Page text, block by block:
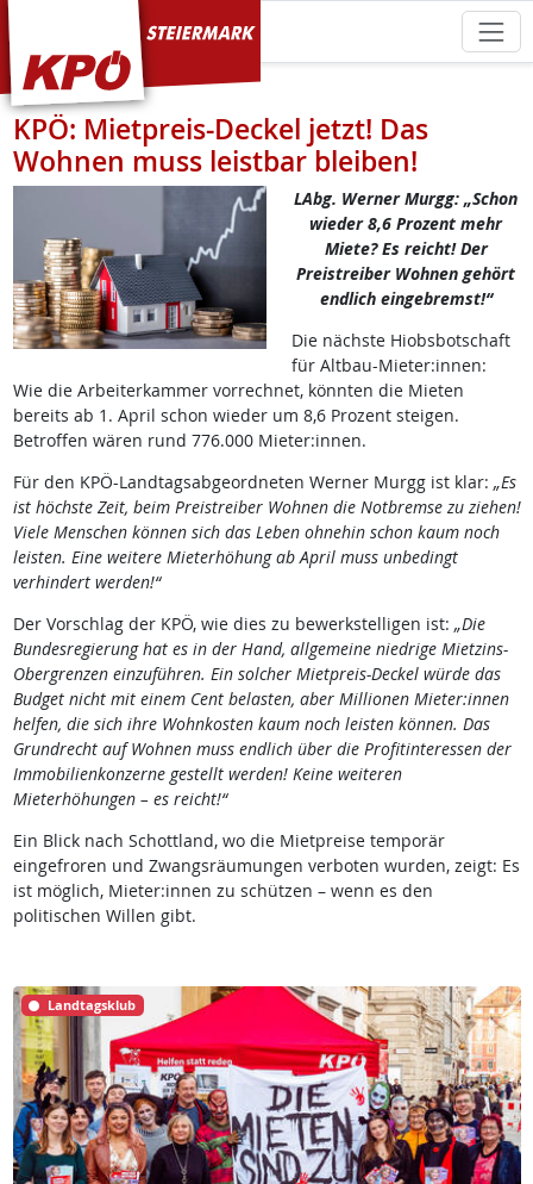
KPÖ Steiermark
KPÖ: Mietpreis-Deckel jetzt! Das
Wohnen muss leistbar bleiben!
LAbg. Werner Murgg: „Schon
wieder 8,6 Prozent mehr
Miete? Es reicht! Der
Preistreiber Wohnen gehört
endlich eingebremst!“
Die nächste Hiobsbotschaft
für Altbau-Mieter:innen:
Wie die Arbeiterkammer vorrechnet, könnten die Mieten
bereits ab 1. April schon wieder um 8,6 Prozent steigen.
Betroffen wären rund 776.000 Mieter:innen.
Für den KPÖ-Landtagsabgeordneten Werner Murgg ist klar: „Es
ist höchste Zeit, beim Preistreiber Wohnen die Notbremse zu ziehen!
Viele Menschen können sich das Leben ohnehin schon kaum noch
leisten. Eine weitere Mieterhöhung ab April muss unbedingt
verhindert werden!“
Der Vorschlag der KPÖ, wie dies zu bewerkstelligen ist: „Die
Bundesregierung hat es in der Hand, allgemeine niedrige Mietzins-
Obergrenzen einzuführen. Ein solcher Mietpreis-Deckel würde das
Budget nicht mit einem Cent belasten, aber Millionen Mieter:innen
helfen, die sich ihre Wohnkosten kaum noch leisten können. Das
Grundrecht auf Wohnen muss endlich über die Profitinteressen der
Immobilienkonzerne gestellt werden! Keine weiteren
Mieterhöhungen – es reicht!“
Ein Blick nach Schottland, wo die Mietpreise temporär
eingefroren und Zwangsräumungen verboten wurden, zeigt: Es
ist möglich, Mieter:innen zu schützen – wenn es den
politischen Willen gibt.
Landtagsklub